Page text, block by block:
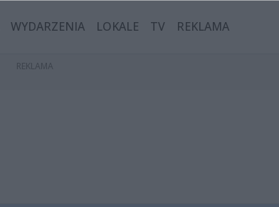
WYDARZENIA LOKALE TV REKLAMA